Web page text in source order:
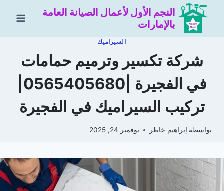
التجاوز
المحتوى
النجم الأول لأعمال الصيانة العامة
بالإمارات
السيراميك
شركة تكسير وترميم حمامات
تركيب السيراميك في الفجيرة
بواسطة إبراهيم خاطر نوفمبر 24, 2025